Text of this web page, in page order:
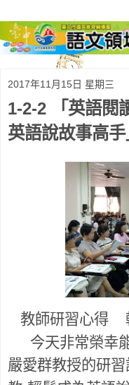
2017年11月15日 星期三
1-2-2 「英語閱
英語說故事高
教師研習心得
今天非常榮幸
嚴愛群教授的研